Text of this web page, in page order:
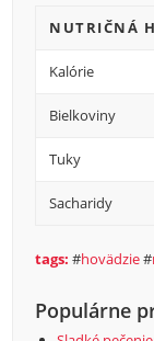
NUTRIČNÁ
Kalórie
Bielkoviny
Tuky
Sacharidy
tags: #hovädzie#
Populárne